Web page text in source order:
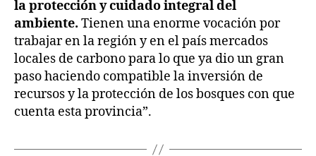
la protección y cuidado integral del
ambiente. Tienen una enorme vocación por
trabajar en la región y en el país mercados
locales de carbono para lo que ya dio un gran
paso haciendo compatible la inversión de
recursos y la protección de los bosques con que
cuenta esta provincia”.